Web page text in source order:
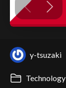
y-tsuzaki
Technology